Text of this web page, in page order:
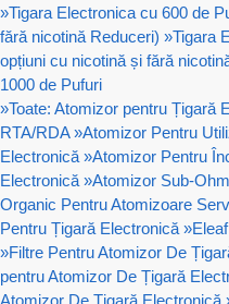
»Tigara Electronica cu 600 de
fără nicotină Reduceri) »Tigara
opțiuni cu nicotină și fără
1000 de Pufuri
»Toate: Atomizor pentru Țigară
RTA/RDA »Atomizor Pentru
Electronică »Atomizor Pentru
Electronică »Atomizor Sub-
Organic Pentru Atomizoare
Pentru Țigară Electronică »
»Filtre Pentru Atomizor De
pentru Atomizor De Țigară